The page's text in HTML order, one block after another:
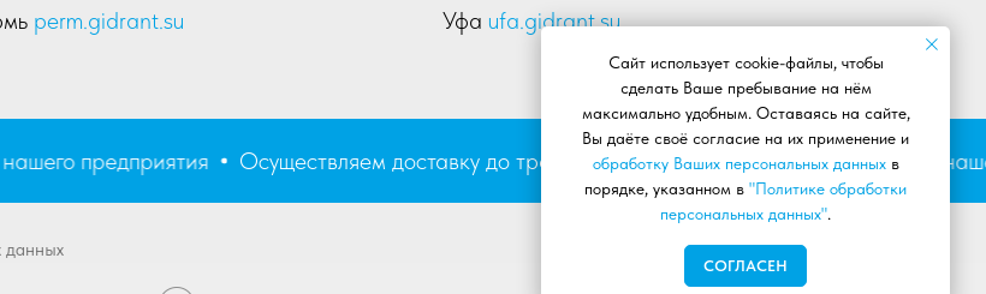
perm.gidrant.su
Уфа ufa.gidrant.su
предприятия Осуществляем доставку до транспортной компании автотранспортом
данных
Сайт использует cookie-файлы, чтобы
сделать Ваше пребывание на нём
максимально удобным. Оставаясь на сайте,
Вы даёте своё согласие на их применение и
обработку Ваших персональных данныхв
порядке, указанном в "Политике обработки
персональных данных".
СОГЛАСЕН